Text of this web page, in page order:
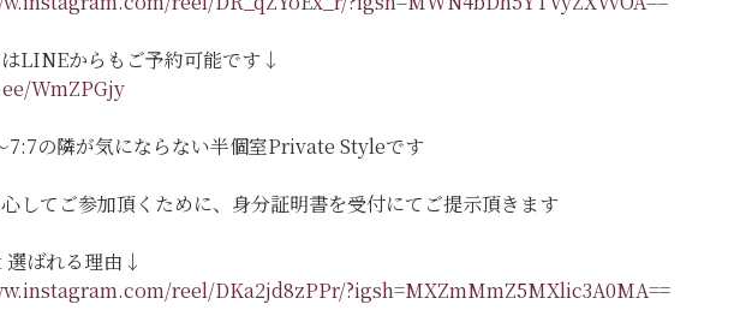
LINEからもご予約可能です↓
WmZPGjy
の隣が気にならない半個室Private Styleです
してご参加頂くために、身分証明書を受付にてご提示頂きます
ばれる理由↓
reel/DKa2jd8zPPr/?igsh=MXZmMmZ5MXlic3A0MA==